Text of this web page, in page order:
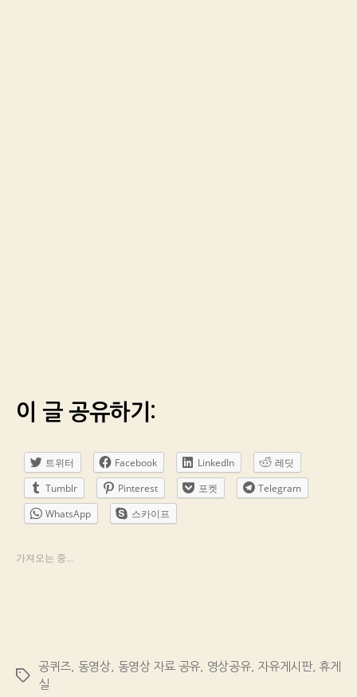
이 글 공유하기:
트위터 Facebook LinkedIn
레딧
Tumblr
Pinterest 포켓
Telegram
WhatsApp
스카이프
가져오는 중...
Tags
공퀴즈 동영상 동영상 자료 공유 영상공유, 자유게시판, 휴게
실